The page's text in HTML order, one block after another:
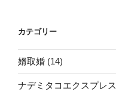
カテゴリー
婿取婚 (14)
ナデミタコエクスプレス